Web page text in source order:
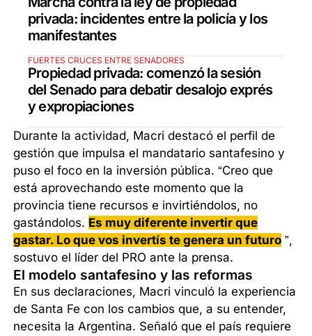
privada: incidentes entre la policía y los
manifestantes
FUERTES CRUCES ENTRE SENADORES
Propiedad privada: comenzó la sesión
del Senado para debatir desalojo exprés
y expropiaciones
Durante la actividad, Macri destacó el perfil de
gestión que impulsa el mandatario santafesino y
puso el foco en la inversión pública. “Creo que
está aprovechando este momento que la
provincia tiene recursos e invirtiéndolos, no
gastándolos. Es muy diferente invertir que
gastar. Lo que vos invertís te genera un futuro ”,
sostuvo el líder del PRO ante la prensa.
El modelo santafesino y las reformas
En sus declaraciones, Macri vinculó la experiencia
de Santa Fe con los cambios que, a su entender,
necesita la Argentina. Señaló que el país requiere